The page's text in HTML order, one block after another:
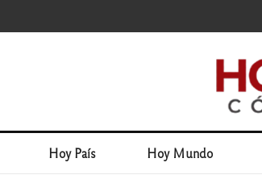
Hoy País Hoy Mundo